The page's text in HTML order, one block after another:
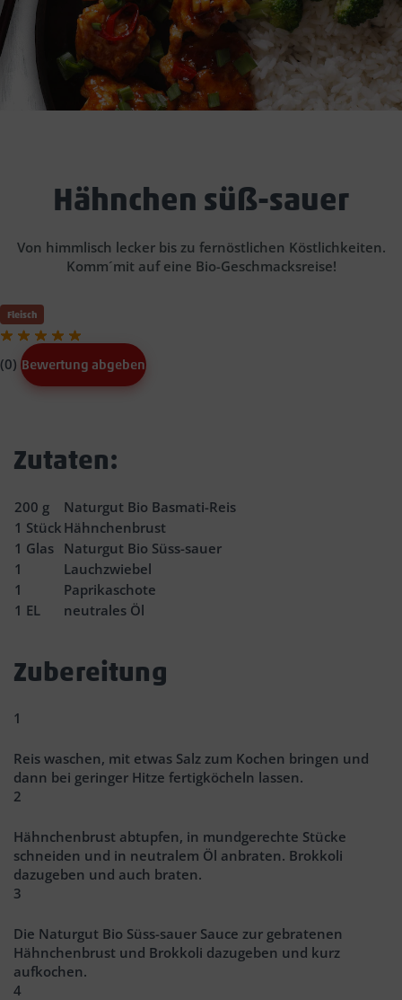
Hähnchen süß-sauer
Von himmlisch lecker bis zu fernöstlichen Köstlichkeiten.
Komm´mit auf eine Bio-Geschmacksreise!
Fleisch
(0) Bewertung abgeben
Zutaten:
200 g
Naturgut Bio Basmati-Reis
1 Stück Hähnchenbrust
1 Glas Naturgut Bio Süss-sauer
1
Lauchzwiebel
1
Paprikaschote
1 EL neutrales Öl
Zubereitung
1
Reis waschen, mit etwas Salz zum Kochen bringen und
dann bei geringer Hitze fertigköcheln lassen.
2
Hähnchenbrust abtupfen, in mundgerechte Stücke
schneiden und in neutralem Öl anbraten. Brokkoli
dazugeben und auch braten.
3
Die Naturgut Bio Süss-sauer Sauce zur gebratenen
Hähnchenbrust und Brokkoli dazugeben und kurz
aufkochen.
4